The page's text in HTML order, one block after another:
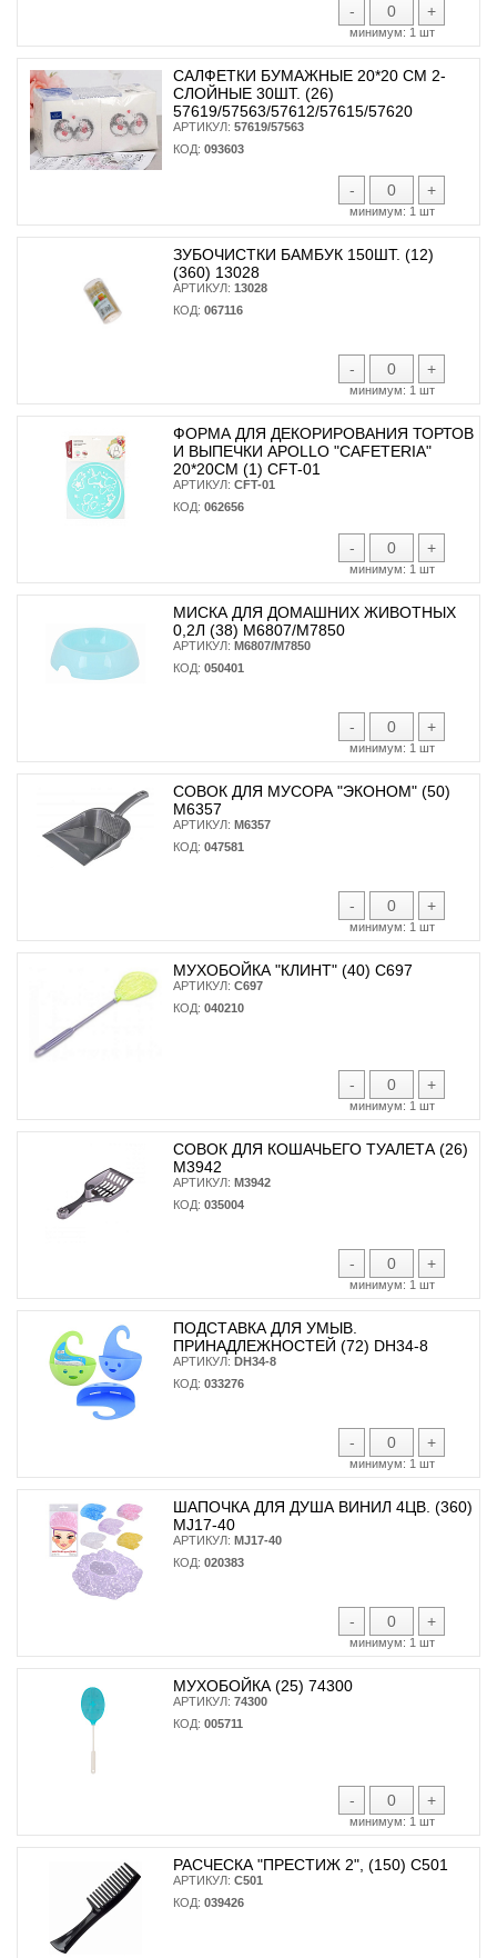
- +
минимум: 1 шт
САЛФЕТКИ БУМАЖНЫЕ 20*20 СМ 2-
СЛОЙНЫЕ 30ШТ. (26)
57619/57563/57612/57615/57620
АРТИКУЛ: 57619/57563
КОД: 093603
- +
минимум: 1 шт
ЗУБОЧИСТКИ БАМБУК 150ШТ. (12)
(360) 13028
АРТИКУЛ: 13028
КОД: 067116
- +
минимум: 1 шт
ФОРМА ДЛЯ ДЕКОРИРОВАНИЯ ТОРТОВ
И ВЫПЕЧКИ APOLLO "CAFETERIA"
20*20СМ (1) CFT-01
АРТИКУЛ: CFT-01
КОД: 062656
- +
минимум: 1 шт
МИСКА ДЛЯ ДОМАШНИХ ЖИВОТНЫХ
0,2Л (38) М6807/М7850
АРТИКУЛ: М6807/М7850
КОД: 050401
- +
минимум: 1 шт
СОВОК ДЛЯ МУСОРА "ЭКОНОМ" (50)
М6357
АРТИКУЛ: М6357
КОД: 047581
- +
минимум: 1 шт
МУХОБОЙКА "КЛИНТ" (40) С697
АРТИКУЛ: С697
КОД: 040210
- +
минимум: 1 шт
СОВОК ДЛЯ КОШАЧЬЕГО ТУАЛЕТА (26)
М3942
АРТИКУЛ: М3942
КОД: 035004
- +
минимум: 1 шт
ПОДСТАВКА ДЛЯ УМЫВ.
ПРИНАДЛЕЖНОСТЕЙ (72) DH34-8
АРТИКУЛ: DH34-8
КОД: 033276
- +
минимум: 1 шт
ШАПОЧКА ДЛЯ ДУША ВИНИЛ 4ЦВ. (360)
MJ17-40
АРТИКУЛ: MJ17-40
КОД: 020383
- +
минимум: 1 шт
МУХОБОЙКА (25) 74300
АРТИКУЛ: 74300
КОД: 005711
- +
минимум: 1 шт
РАСЧЕСКА "ПРЕСТИЖ 2", (150) С501
АРТИКУЛ: С501
КОД: 039426